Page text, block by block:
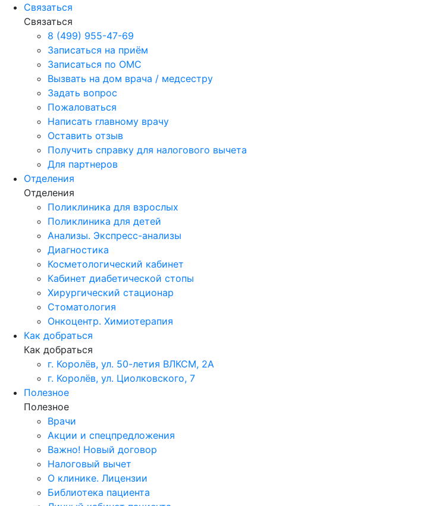
Связаться
Связаться
8 (499) 955-47-69
Записаться на приём
Записаться по ОМС
Вызвать на дом врача / медсестру
Задать вопрос
Пожаловаться
Написать главному врачу
Оставить отзыв
Получить справку для налогового вычета
Для партнеров
Отделения
Отделения
Поликлиника для взрослых
Поликлиника для детей
Анализы. Экспресс-анализы
Диагностика
Косметологический кабинет
Кабинет диабетической стопы
Хирургический стационар
Стоматология
Онкоцентр. Химиотерапия
Как добраться
Как добраться
г. Королёв, ул. 50-летия ВЛКСМ, 2А
г. Королёв, ул. Циолковского, 7
Полезное
Полезное
Врачи
Акции и спецпредложения
Важно! Новый договор
Налоговый вычет
О клинике. Лицензии
Библиотека пациента